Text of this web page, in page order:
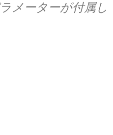
メーターが付属し